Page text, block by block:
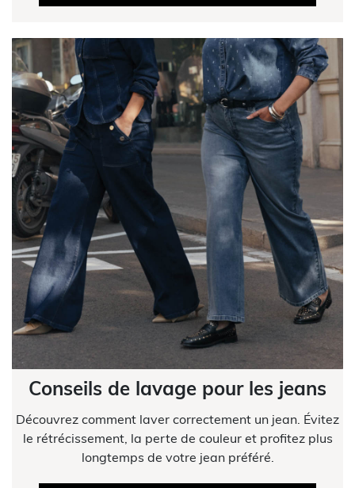
Conseils de lavage pour les jeans
Découvrez comment laver correctement un jean. Évitez
le rétrécissement, la perte de couleur et profitez plus
longtemps de votre jean préféré.